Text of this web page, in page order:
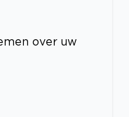
over uw